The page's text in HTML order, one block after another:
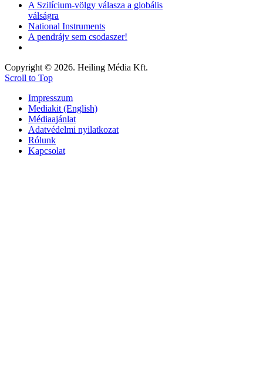
A Szilícium-völgy válasza a globális
válságra
National Instruments
A pendrájv sem csodaszer!
Copyright © 2026. Heiling Média Kft.
Scroll to Top
Impresszum
Mediakit (English)
Médiaajánlat
Adatvédelmi nyilatkozat
Rólunk
Kapcsolat